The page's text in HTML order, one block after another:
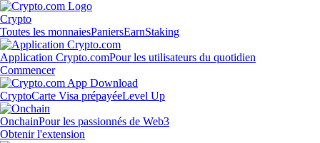
Crypto
Toutes les monnaiesPaniersEarnStaking
Application Crypto.comPour les utilisateurs du quotidien
Commencer
CryptoCarte Visa prépayéeLevel Up
OnchainPour les passionnés de Web3
Obtenir l'extension